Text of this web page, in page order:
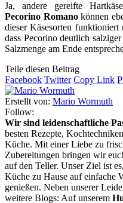
Ja, andere gereifte
Pecorino Romanokönnen
dieser Käsesorten
dass Pecorino deutlich
Salzmenge am Ende
Teile diesen Beitrag
Facebook Twitter Copy Link
Erstellt von: Mario Wormuth
Follow:
Wir sind leidenschaftliche
besten Rezepte,
Küche. Mit einer Liebe zu
Zubereitungen bringen wir
auf den Teller. Unser Ziel ist
Küche zu Hause auf einfache
genießen. Neben unserer
weitere Blogs: Auf unserem